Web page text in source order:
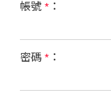
帳號 * ：
密碼 * ：